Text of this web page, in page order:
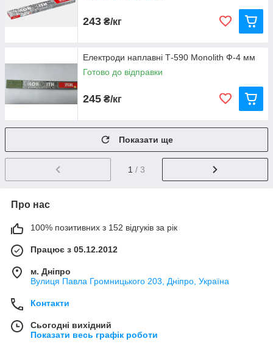
243 ₴/кг
Електроди наплавні Т-590 Monolith Ф-4 мм
Готово до відправки
245 ₴/кг
Показати ще
1 / 3
Про нас
100% позитивних з 152 відгуків за рік
Працює з 05.12.2012
м. Дніпро
Вулиця Павла Громницького 203, Дніпро, Україна
Контакти
Сьогодні вихідний
Показати весь графік роботи